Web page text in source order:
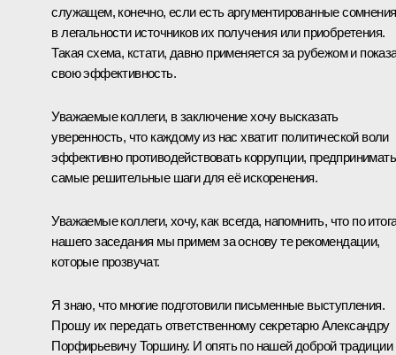
служащем, конечно, если есть аргументированные сомнения
в легальности источников их получения или приобретения.
Такая схема, кстати, давно применяется за рубежом и
свою эффективность.
Уважаемые коллеги, в заключение хочу высказать
уверенность, что каждому из нас хватит политической воли
эффективно противодействовать коррупции, предпринимать
самые решительные шаги для её искоренения.
Уважаемые коллеги, хочу, как всегда, напомнить, что по
нашего заседания мы примем за основу те рекомендации,
которые прозвучат.
Я знаю, что многие подготовили письменные выступления.
Прошу их передать ответственному секретарю Александру
Порфирьевичу Торшину. И опять по нашей доброй традиции